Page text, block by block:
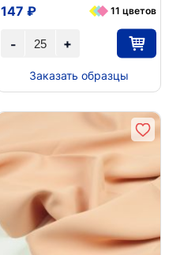
+
-
147 ₽ 11 цветов
Заказать образцы